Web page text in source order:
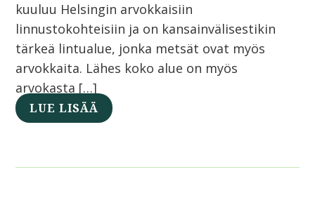
kuuluu Helsingin arvokkaisiin
linnustokohteisiin ja on kansainvälisestikin
tärkeä lintualue, jonka metsät ovat myös
arvokkaita. Lähes koko alue on myös
arvokasta […]
LUE LISÄÄ